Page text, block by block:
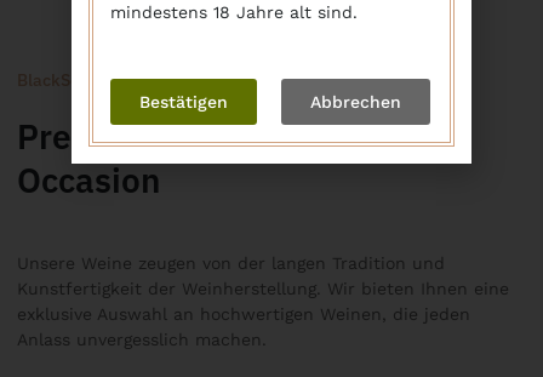
BlackSeaWine
Premium Wines for Every
Occasion
Unsere Weine zeugen von der langen Tradition und
Kunstfertigkeit der Weinherstellung. Wir bieten Ihnen eine
exklusive Auswahl an hochwertigen Weinen, die jeden
Anlass unvergesslich machen.
mindestens 18 Jahre alt sind.
Bestätigen Abbrechen